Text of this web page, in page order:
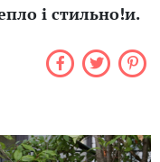
і стильно!и.